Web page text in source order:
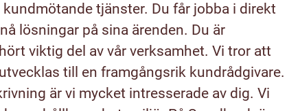
tjänster. Du får jobba i direkt
lösningar på sina ärenden. Du är
viktig del av vår verksamhet. Vi tror att
till en framgångsrik kundrådgivare.
är vi mycket intresserade av dig. Vi